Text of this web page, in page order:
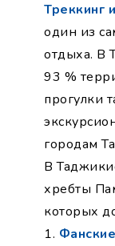
Треккинг
один из
отдыха. В
93 %
прогулки
городам
В
хребты
которых
1.